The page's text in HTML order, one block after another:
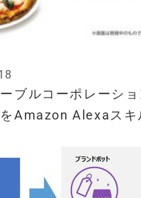
ブルコーポレーシ
Amazon Alexaスキ